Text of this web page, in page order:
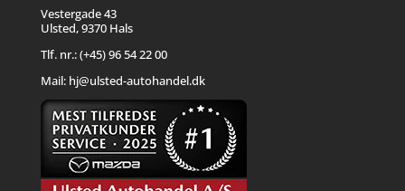
Vestergade 43
Ulsted, 9370 Hals
Tlf. nr.: (+45) 96 54 22 00
Mail: hj@ulsted-autohandel.dk